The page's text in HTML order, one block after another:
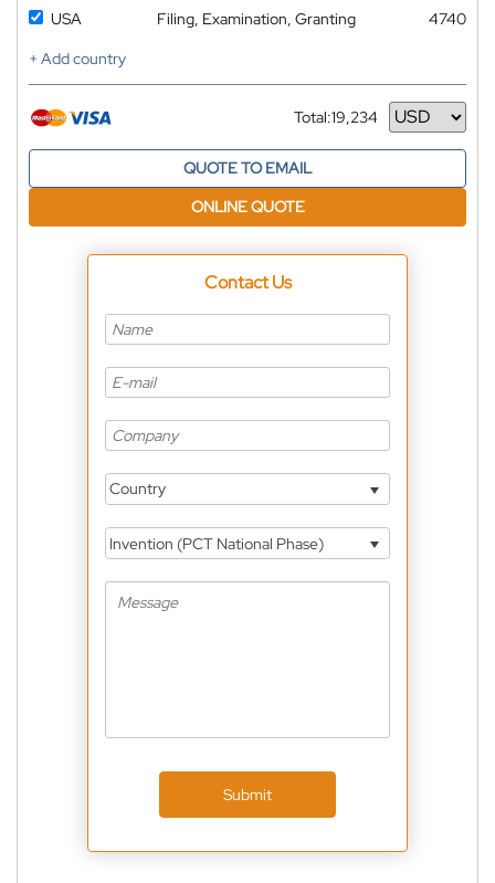
USA Filing, Examination, Granting
4740
+ Add country
Total:19,234
Currency
QUOTE TO EMAIL
ONLINE QUOTE
Contact Us
Country
Invention (PCT National Phase)
Submit